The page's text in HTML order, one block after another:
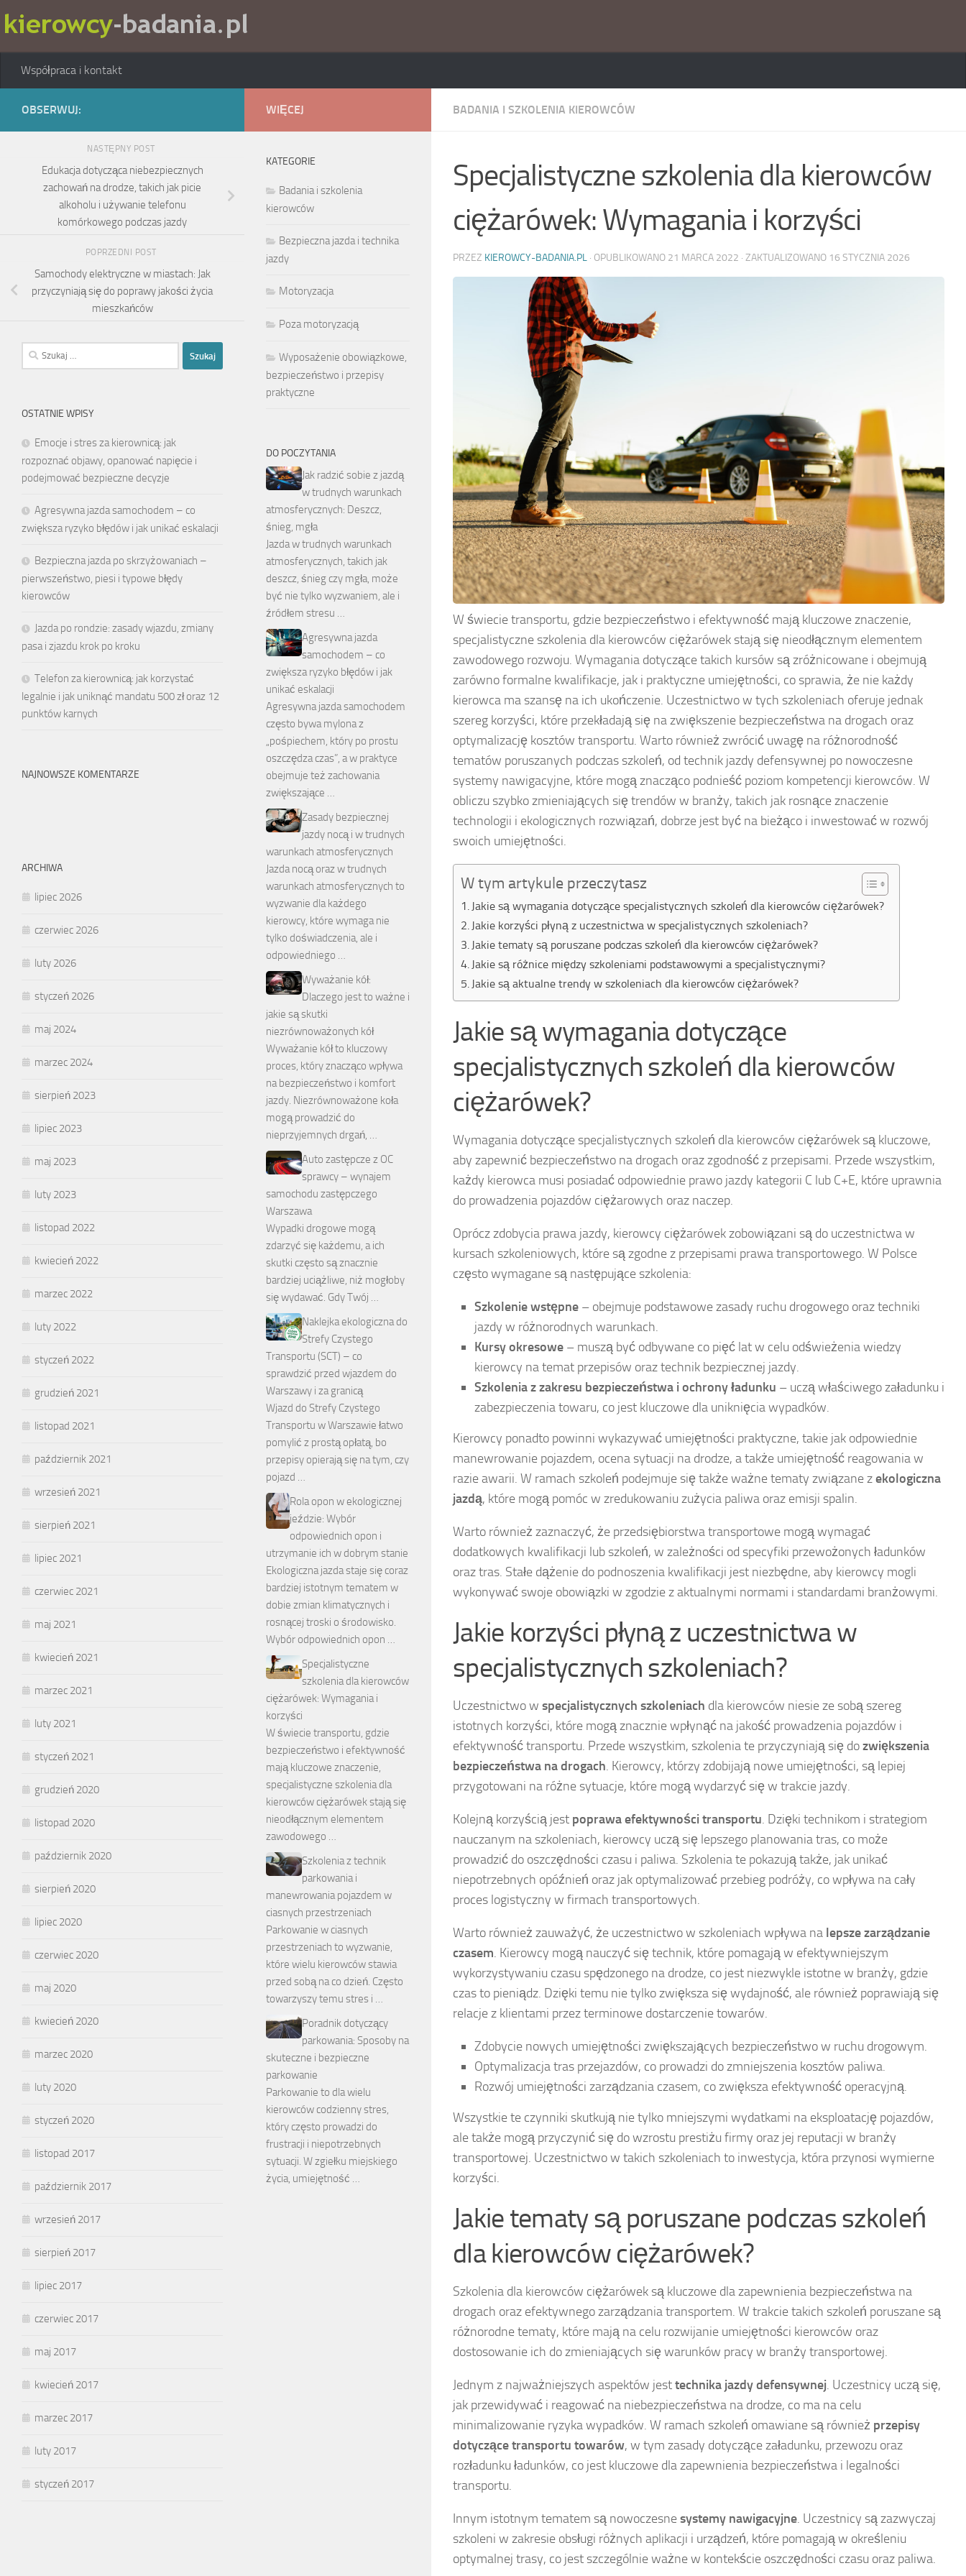
Skip to content
Współpraca i kontakt
BADANIA I SZKOLENIA KIEROWCÓW
Specjalistyczne szkolenia dla kierowców
ciężarówek: Wymagania i korzyści
PRZEZ KIEROWCY-BADANIA.PL · OPUBLIKOWANO 21 MARCA 2022 · ZAKTUALIZOWANO 16 STYCZNIA 2026
W świecie transportu, gdzie bezpieczeństwo i efektywność mają kluczowe znaczenie,
specjalistyczne szkolenia dla kierowców ciężarówek stają się nieodłącznym elementem
zawodowego rozwoju. Wymagania dotyczące takich kursów są zróżnicowane i obejmują
zarówno formalne kwalifikacje, jak i praktyczne umiejętności, co sprawia, że nie każdy
kierowca ma szansę na ich ukończenie. Uczestnictwo w tych szkoleniach oferuje jednak
szereg korzyści, które przekładają się na zwiększenie bezpieczeństwa na drogach oraz
optymalizację kosztów transportu. Warto również zwrócić uwagę na różnorodność
tematów poruszanych podczas szkoleń, od technik jazdy defensywnej po nowoczesne
systemy nawigacyjne, które mogą znacząco podnieść poziom kompetencji kierowców. W
obliczu szybko zmieniających się trendów w branży, takich jak rosnące znaczenie
technologii i ekologicznych rozwiązań, dobrze jest być na bieżąco i inwestować w rozwój
swoich umiejętności.
W tym artykule przeczytasz
Jakie są wymagania dotyczące specjalistycznych szkoleń dla kierowców ciężarówek?
Jakie korzyści płyną z uczestnictwa w specjalistycznych szkoleniach?
Jakie tematy są poruszane podczas szkoleń dla kierowców ciężarówek?
Jakie są różnice między szkoleniami podstawowymi a specjalistycznymi?
Jakie są aktualne trendy w szkoleniach dla kierowców ciężarówek?
Jakie są wymagania dotyczące
specjalistycznych szkoleń dla kierowców
ciężarówek?
Wymagania dotyczące specjalistycznych szkoleń dla kierowców ciężarówek są kluczowe,
aby zapewnić bezpieczeństwo na drogach oraz zgodność z przepisami. Przede wszystkim,
każdy kierowca musi posiadać odpowiednie prawo jazdy kategorii C lub C+E, które uprawnia
do prowadzenia pojazdów ciężarowych oraz naczep.
Oprócz zdobycia prawa jazdy, kierowcy ciężarówek zobowiązani są do uczestnictwa w
kursach szkoleniowych, które są zgodne z przepisami prawa transportowego. W Polsce
często wymagane są następujące szkolenia:
Szkolenie wstępne – obejmuje podstawowe zasady ruchu drogowego oraz techniki
jazdy w różnorodnych warunkach.
Kursy okresowe – muszą być odbywane co pięć lat w celu odświeżenia wiedzy
kierowcy na temat przepisów oraz technik bezpiecznej jazdy.
Szkolenia z zakresu bezpieczeństwa i ochrony ładunku – uczą właściwego załadunku i
zabezpieczenia towaru, co jest kluczowe dla uniknięcia wypadków.
Kierowcy ponadto powinni wykazywać umiejętności praktyczne, takie jak odpowiednie
manewrowanie pojazdem, ocena sytuacji na drodze, a także umiejętność reagowania w
razie awarii. W ramach szkoleń podejmuje się także ważne tematy związane zekologiczna
jazdą, które mogą pomóc w zredukowaniu zużycia paliwa oraz emisji spalin.
Warto również zaznaczyć, że przedsiębiorstwa transportowe mogą wymagać
dodatkowych kwalifikacji lub szkoleń, w zależności od specyfiki przewożonych ładunków
oraz tras. Stałe dążenie do podnoszenia kwalifikacji jest niezbędne, aby kierowcy mogli
wykonywać swoje obowiązki w zgodzie z aktualnymi normami i standardami branżowymi.
Jakie korzyści płyną z uczestnictwa w
specjalistycznych szkoleniach?
Uczestnictwo w specjalistycznych szkoleniach dla kierowców niesie ze sobą szereg
istotnych korzyści, które mogą znacznie wpłynąć na jakość prowadzenia pojazdów i
efektywność transportu. Przede wszystkim, szkolenia te przyczyniają się dozwiększenia
bezpieczeństwa na drogach. Kierowcy, którzy zdobijają nowe umiejętności, są lepiej
przygotowani na różne sytuacje, które mogą wydarzyć się w trakcie jazdy.
Kolejną korzyścią jest poprawa efektywności transportu. Dzięki technikom i strategiom
nauczanym na szkoleniach, kierowcy uczą się lepszego planowania tras, co może
prowadzić do oszczędności czasu i paliwa. Szkolenia te pokazują także, jak unikać
niepotrzebnych opóźnień oraz jak optymalizować przebieg podróży, co wpływa na cały
proces logistyczny w firmach transportowych.
Warto również zauważyć, że uczestnictwo w szkoleniach wpływa na lepsze zarządzanie
czasem. Kierowcy mogą nauczyć się technik, które pomagają w efektywniejszym
wykorzystywaniu czasu spędzonego na drodze, co jest niezwykle istotne w branży, gdzie
czas to pieniądz. Dzięki temu nie tylko zwiększa się wydajność, ale również poprawiają się
relacje z klientami przez terminowe dostarczenie towarów.
Zdobycie nowych umiejętności zwiększających bezpieczeństwo w ruchu drogowym.
Optymalizacja tras przejazdów, co prowadzi do zmniejszenia kosztów paliwa.
Rozwój umiejętności zarządzania czasem, co zwiększa efektywność operacyjną.
Wszystkie te czynniki skutkują nie tylko mniejszymi wydatkami na eksploatację pojazdów,
ale także mogą przyczynić się do wzrostu prestiżu firmy oraz jej reputacji w branży
transportowej. Uczestnictwo w takich szkoleniach to inwestycja, która przynosi wymierne
korzyści.
Jakie tematy są poruszane podczas szkoleń
dla kierowców ciężarówek?
Szkolenia dla kierowców ciężarówek są kluczowe dla zapewnienia bezpieczeństwa na
drogach oraz efektywnego zarządzania transportem. W trakcie takich szkoleń poruszane są
różnorodne tematy, które mają na celu rozwijanie umiejętności kierowców oraz
dostosowanie ich do zmieniających się warunków pracy w branży transportowej.
Jednym z najważniejszych aspektów jesttechnika jazdy defensywnej. Uczestnicy uczą się,
jak przewidywać i reagować na niebezpieczeństwa na drodze, co ma na celu
minimalizowanie ryzyka wypadków. W ramach szkoleń omawiane są również przepisy
dotyczące transportu towarów, w tym zasady dotyczące załadunku, przewozu oraz
rozładunku ładunków, co jest kluczowe dla zapewnienia bezpieczeństwa i legalności
transportu.
Innym istotnym tematem są nowoczesnesystemy nawigacyjne. Uczestnicy są zazwyczaj
szkoleni w zakresie obsługi różnych aplikacji i urządzeń, które pomagają w określeniu
optymalnej trasy, co jest szczególnie ważne w kontekście oszczędności czasu oraz paliwa.
OBSERWUJ:
NASTĘPNY POST
Edukacja dotycząca niebezpiecznych
zachowań na drodze, takich jak picie
alkoholu i używanie telefonu
komórkowego podczas jazdy
POPRZEDNI POST
Samochody elektryczne w miastach: Jak
przyczyniają się do poprawy jakości życia
mieszkańców
Szukaj:
OSTATNIE WPISY
Emocje i stres za kierownicą: jak
rozpoznać objawy, opanować napięcie i
podejmować bezpieczne decyzje
Agresywna jazda samochodem – co
zwiększa ryzyko błędów i jak unikać eskalacji
Bezpieczna jazda po skrzyżowaniach –
pierwszeństwo, piesi i typowe błędy
kierowców
Jazda po rondzie: zasady wjazdu, zmiany
pasa i zjazdu krok po kroku
Telefon za kierownicą: jak korzystać
legalnie i jak uniknąć mandatu 500 zł oraz 12
punktów karnych
NAJNOWSZE KOMENTARZE
ARCHIWA
lipiec 2026
czerwiec 2026
luty 2026
styczeń 2026
maj 2024
marzec 2024
sierpień 2023
lipiec 2023
maj 2023
luty 2023
listopad 2022
kwiecień 2022
marzec 2022
luty 2022
styczeń 2022
grudzień 2021
listopad 2021
październik 2021
wrzesień 2021
sierpień 2021
lipiec 2021
czerwiec 2021
maj 2021
kwiecień 2021
marzec 2021
luty 2021
styczeń 2021
grudzień 2020
listopad 2020
październik 2020
sierpień 2020
lipiec 2020
czerwiec 2020
maj 2020
kwiecień 2020
marzec 2020
luty 2020
styczeń 2020
listopad 2017
październik 2017
wrzesień 2017
sierpień 2017
lipiec 2017
czerwiec 2017
maj 2017
kwiecień 2017
marzec 2017
luty 2017
styczeń 2017
WIĘCEJ
KATEGORIE
Badania i szkolenia
kierowców
Bezpieczna jazda i technika
jazdy
Motoryzacja
Poza motoryzacją
Wyposażenie obowiązkowe,
bezpieczeństwo i przepisy
praktyczne
DO POCZYTANIA
Jak radzić sobie z jazdą
w trudnych warunkach
atmosferycznych: Deszcz,
śnieg, mgła
Jazda w trudnych warunkach
atmosferycznych, takich jak
deszcz, śnieg czy mgła, może
być nie tylko wyzwaniem, ale i
źródłem stresu …
Agresywna jazda
samochodem – co
zwiększa ryzyko błędów i jak
unikać eskalacji
Agresywna jazda samochodem
często bywa mylona z
„pośpiechem, który po prostu
oszczędza czas”, a w praktyce
obejmuje też zachowania
zwiększające …
Zasady bezpiecznej
jazdy nocą i w trudnych
warunkach atmosferycznych
Jazda nocą oraz w trudnych
warunkach atmosferycznych to
wyzwanie dla każdego
kierowcy, które wymaga nie
tylko doświadczenia, ale i
odpowiedniego …
Wyważanie kół:
Dlaczego jest to ważne i
jakie są skutki
niezrównoważonych kół
Wyważanie kół to kluczowy
proces, który znacząco wpływa
na bezpieczeństwo i komfort
jazdy. Niezrównoważone koła
mogą prowadzić do
nieprzyjemnych drgań, …
Auto zastępcze z OC
sprawcy – wynajem
samochodu zastępczego
Warszawa
Wypadki drogowe mogą
zdarzyć się każdemu, a ich
skutki często są znacznie
bardziej uciążliwe, niż mogłoby
się wydawać. Gdy Twój …
Naklejka ekologiczna do
Strefy Czystego
Transportu (SCT) – co
sprawdzić przed wjazdem do
Warszawy i za granicą
Wjazd do Strefy Czystego
Transportu w Warszawie łatwo
pomylić z prostą opłatą, bo
przepisy opierają się na tym, czy
pojazd …
Rola opon w ekologicznej
jeździe: Wybór
odpowiednich opon i
utrzymanie ich w dobrym stanie
Ekologiczna jazda staje się coraz
bardziej istotnym tematem w
dobie zmian klimatycznych i
rosnącej troski o środowisko.
Wybór odpowiednich opon …
Specjalistyczne
szkolenia dla kierowców
ciężarówek: Wymagania i
korzyści
W świecie transportu, gdzie
bezpieczeństwo i efektywność
mają kluczowe znaczenie,
specjalistyczne szkolenia dla
kierowców ciężarówek stają się
nieodłącznym elementem
zawodowego …
Szkolenia z technik
parkowania i
manewrowania pojazdem w
ciasnych przestrzeniach
Parkowanie w ciasnych
przestrzeniach to wyzwanie,
które wielu kierowców stawia
przed sobą na co dzień. Często
towarzyszy temu stres i …
Poradnik dotyczący
parkowania: Sposoby na
skuteczne i bezpieczne
parkowanie
Parkowanie to dla wielu
kierowców codzienny stres,
który często prowadzi do
frustracji i niepotrzebnych
sytuacji. W zgiełku miejskiego
życia, umiejętność …